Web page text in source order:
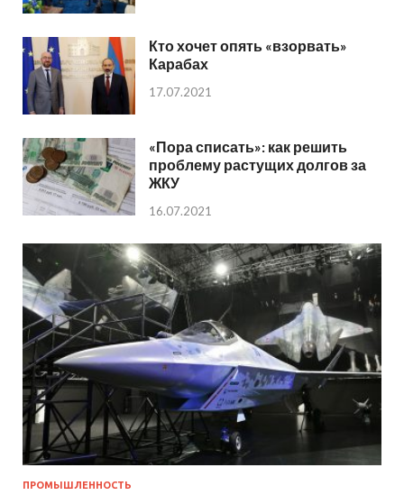
Кто хочет опять «взорвать»
Карабах
17.07.2021
«Пора списать»: как решить
проблему растущих долгов за
ЖКУ
16.07.2021
ПРОМЫШЛЕННОСТЬ